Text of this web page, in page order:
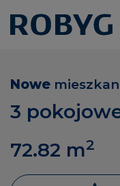
Nowe
3
72.82 m2